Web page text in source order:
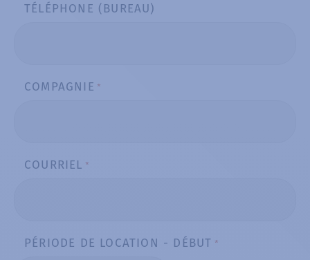
TÉLÉPHONE (BUREAU)
COMPAGNIE *
COURRIEL *
PÉRIODE DE LOCATION - DÉBUT *